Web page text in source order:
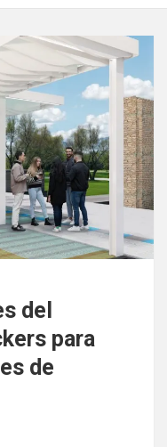
del
para
de